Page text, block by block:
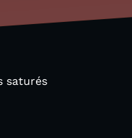
saturés